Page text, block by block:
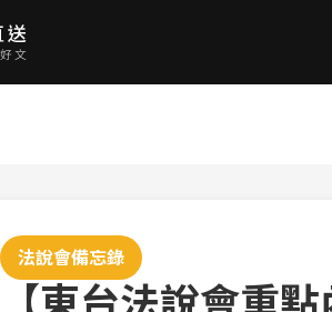
法說會備忘錄
【東台法說會重